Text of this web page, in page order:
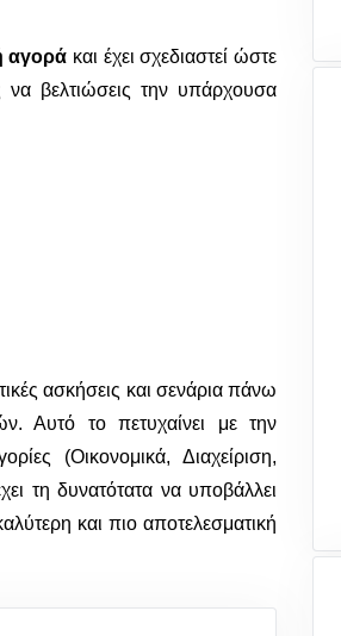
αγορά και έχει σχεδιαστεί ώστε
βελτιώσεις την υπάρχουσα
ασκήσεις και σενάρια πάνω
Αυτό το πετυχαίνει με την
(Οικονομικά, Διαχείριση,
τη δυνατότατα να υποβάλλει
και πιο αποτελεσματική